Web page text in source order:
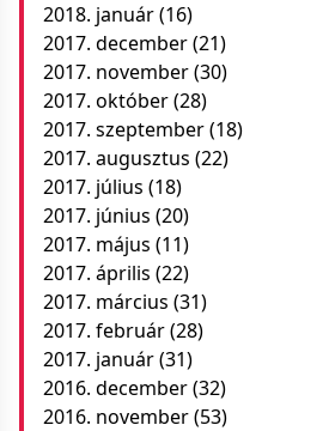
2018. január(16)
2017. december(21)
2017. november(30)
2017. október(28)
2017. szeptember(18)
2017. augusztus (22)
2017. július (18)
2017. június (20)
2017. május (11)
2017. április (22)
2017. március (31)
2017. február(28)
2017. január(31)
2016. december(32)
2016. november(53)